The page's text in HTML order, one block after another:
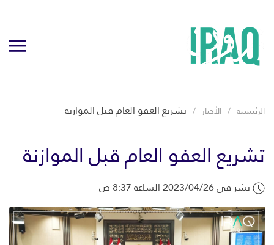
الرئيسية الأخبار تشريع العفو العام قبل الموازنة
تشريع العفو العام قبل الموازنة
نشر في 2023/04/26 الساعة 8:37 ص